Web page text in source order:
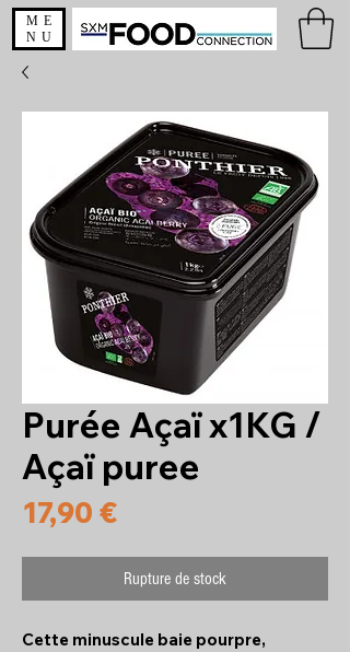
ME
NU
Purée Açaï x1KG /
Açaï puree
17,90 €
Rupture de stock
Cette minuscule baie pourpre,